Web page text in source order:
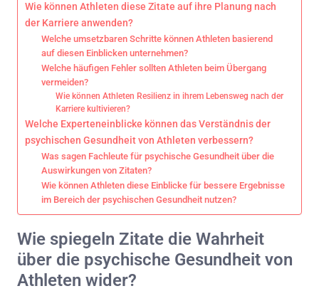
Wie können Athleten diese Zitate auf ihre Planung nach
der Karriere anwenden?
Welche umsetzbaren Schritte können Athleten basierend
auf diesen Einblicken unternehmen?
Welche häufigen Fehler sollten Athleten beim Übergang
vermeiden?
Wie können Athleten Resilienz in ihrem Lebensweg nach der
Karriere kultivieren?
Welche Experteneinblicke können das Verständnis der
psychischen Gesundheit von Athleten verbessern?
Was sagen Fachleute für psychische Gesundheit über die
Auswirkungen von Zitaten?
Wie können Athleten diese Einblicke für bessere Ergebnisse
im Bereich der psychischen Gesundheit nutzen?
Wie spiegeln Zitate die Wahrheit
über die psychische Gesundheit von
Athleten wider?